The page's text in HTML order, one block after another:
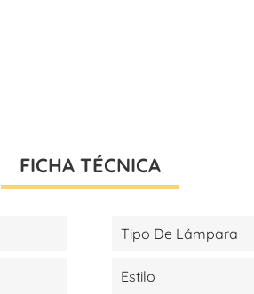
FICHA TÉCNICA
Tipo De Lámpara
Estilo